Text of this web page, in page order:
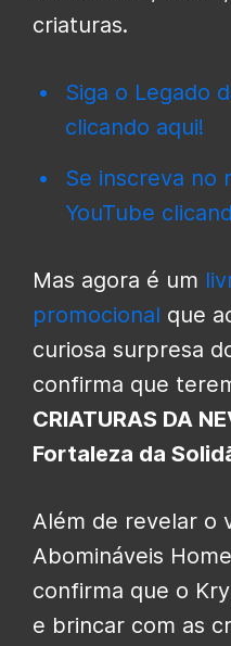
criaturas.
Siga o Legado
clicando aqui!
Se inscreva no
YouTube
Mas agora é um
promocional que
curiosa surpresa
confirma que
CRIATURAS DA
Fortaleza da
Além de revelar o
Abomináveis
confirma que o
e brincar com as